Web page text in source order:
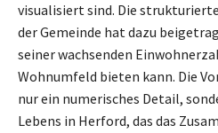
visualisiert sind. Die
der Gemeinde hat dazu
seiner wachsenden
Wohnumfeld bieten kann. Die
nur ein numerisches Detail,
Lebens in Herford, das das